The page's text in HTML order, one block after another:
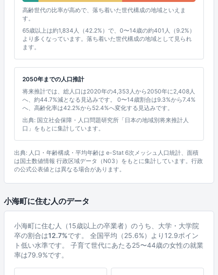
高齢世代の比率が高めで、落ち着いた世代構成の地域といえま
す。
65歳以上は約1,834人（42.2%）で、0〜14歳の約401人（9.2%）
より多くなっています。落ち着いた世代構成の地域として見られ
ます。
2050年までの人口推計
将来推計では、総人口は2020年の4,353人から2050年に2,408人
へ、約44.7%減となる見込みです。 0〜14歳割合は9.3%から7.4%
へ、高齢化率は42.2%から52.4%へ変化する見込みです。
出典: 国立社会保障・人口問題研究所「日本の地域別将来推計人
口」をもとに集計しています。
出典: 人口・年齢構成・平均年齢は e-Stat 6次メッシュ人口統計、面積
は国土数値情報 行政区域データ（N03）をもとに集計しています。行政
の公式公表値とは異なる場合があります。
小海町に住む人のデータ
小海町に住む人（15歳以上の卒業者）のうち、大学・大学院
卒の割合は12.7%です。 全国平均（25.6%）より12.9ポイン
ト低い水準です。 子育て世代にあたる25〜44歳の女性の就業
率は79.9%です。